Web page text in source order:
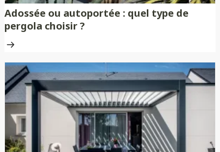
Adossée ou autoportée : quel type de
pergola choisir ?